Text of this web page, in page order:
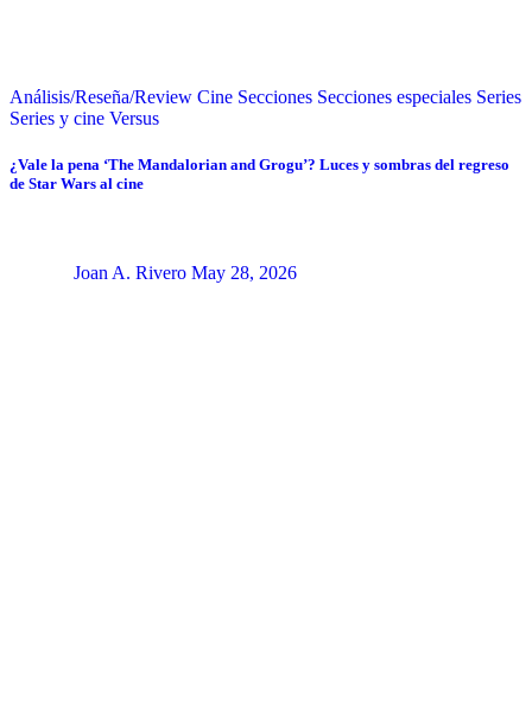
Análisis/Reseña/Review Cine Secciones Secciones especiales Series
Series y cine Versus
¿Vale la pena ‘The Mandalorian and Grogu’? Luces y sombras del regreso
de Star Wars al cine
Joan A. Rivero May 28, 2026